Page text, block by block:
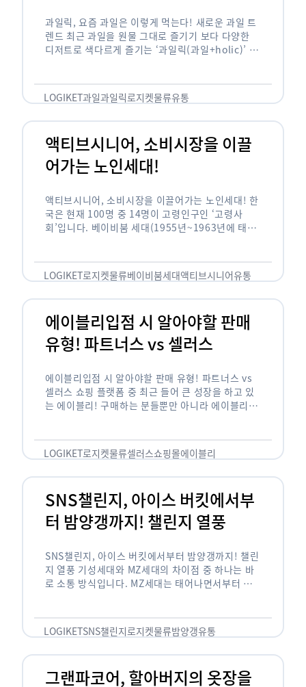
과일릭, 요즘 과일은 이렇게 먹는다! 새로운 과일 트
렌드 최근 과일을 원물 그대로 즐기기 보다 다양한
디저트로 색다르게 즐기는 ‘과일릭(과일+holic)’ 트
…
LOGIKET과일과일릭로지켓물류유통
액티브시니어, 소비시장을 이끌
어가는 노인세대!
액티브시니어, 소비시장을 이끌어가는 노인세대! 한
국은 현재 100명 중 14명이 고령인구인 ‘고령사
회’입니다. 베이비붐 세대(1955년~1963년에 태어
오고 있습니다. 하지만 사회가 늙어가는 …
LOGIKET로지켓물류베이비붐세대액티브시니어유통
에이블리입점 시 알아야할 판매
유형! 파트너스 vs 셀러스
에이블리입점 시 알아야할 판매 유형! 파트너스 vs
셀러스 쇼핑 플랫폼 중 최근 들어 큰 성장을 하고 있
는 에이블리! 구매하는 분들뿐만 아니라 에이블리에
LOGIKET로지켓물류셀러스쇼핑몰에이블리
SNS챌린지, 아이스 버킷에서부
터 밤양갱까지! 챌린지 열풍
SNS챌린지, 아이스 버킷에서부터 밤양갱까지! 챌린
지 열풍 기성세대와 MZ세대의 차이점 중 하나는 바
로 소통 방식입니다. MZ세대는 태어나면서부터 디
도 능숙한 …
LOGIKETSNS챌린지로지켓물류밤양갱유통
그랜파코어, 할아버지의 옷장을